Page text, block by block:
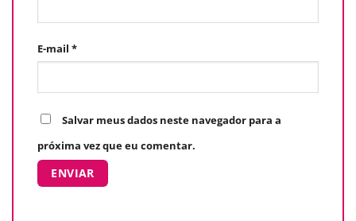
E-mail *
Salvar meus dados neste navegador para a
próxima vez que eu comentar.